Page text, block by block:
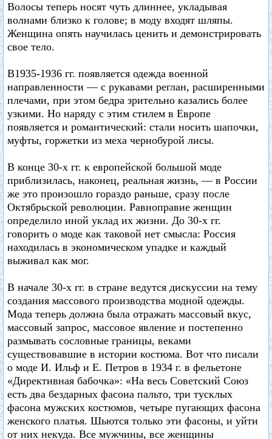
Волосы теперь носят чуть длиннее, укладывая
волнами близко к голове; в моду входят шляпы.
Женщина опять научилась ценить и демонстрировать
свое тело.
В1935-1936 гг. появляется одежда военной
направленности — с рукавами реглан, расширенными
плечами, при этом бедра зрительно казались более
узкими. Но наряду с этим стилем в Европе
появляется и романтический: стали носить шапочки,
муфты, горжетки из меха чернобурой лисы.
В конце 30-х гг. к европейской большой моде
приблизилась, наконец, реальная жизнь, — в России
же это произошло гораздо раньше, сразу после
Октябрьской революции. Равноправие женщин
определило иной уклад их жизни. До 30-х гг.
говорить о моде как таковой нет смысла: Россия
находилась в экономическом упадке и каждый
выживал как мог.
В начале 30-х гг. в стране ведутся дискуссии на тему
создания массового производства модной одежды.
Мода теперь должна была отражать массовый вкус,
массовый запрос, массовое явление и постепенно
размывать сословные границы, веками
существовавшие в истории костюма. Вот что писали
о моде И. Ильф и Е. Петров в 1934 г. в фельетоне
«Директивная бабочка»: «На весь Советский Союз
есть два бездарных фасона пальто, три тусклых
фасона мужских костюмов, четыре пугающих фасона
женского платья. Шьются только эти фасоны, и уйти
от них некуда. Все мужчины, все женщины